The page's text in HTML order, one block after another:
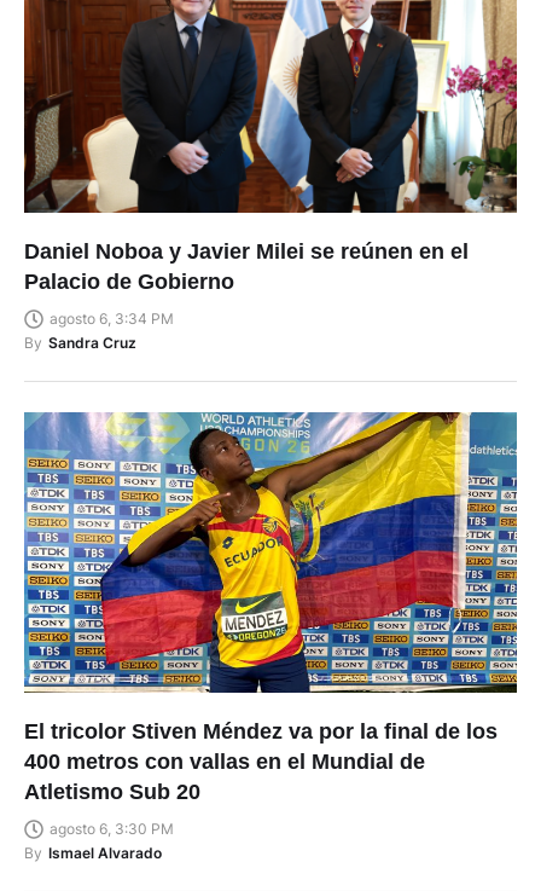
Daniel Noboa y Javier Milei se reúnen en el
Palacio de Gobierno
agosto 6, 3:34 PM
By Sandra Cruz
El tricolor Stiven Méndez va por la final de los
400 metros con vallas en el Mundial de
Atletismo Sub 20
agosto 6, 3:30 PM
By Ismael Alvarado